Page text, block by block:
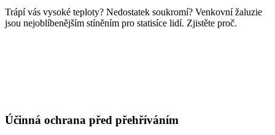
Trápí vás vysoké teploty? Nedostatek soukromí? Venkovní žaluzie
jsou nejoblíbenějším stíněním pro statisíce lidí. Zjistěte proč.
Účinná ochrana před přehříváním